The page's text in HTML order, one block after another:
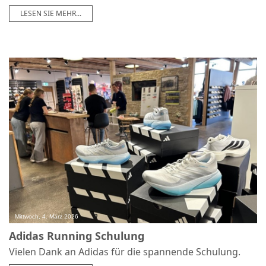
LESEN SIE MEHR...
Mittwoch, 4. März 2026 0
Adidas Running Schulung
Vielen Dank an Adidas für die spannende Schulung.